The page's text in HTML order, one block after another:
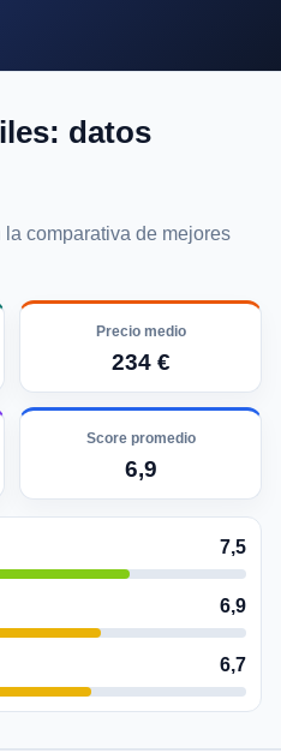
datos
comparativa de mejores
Precio medio
234 €
Score promedio
6,9
7,5
6,9
6,7